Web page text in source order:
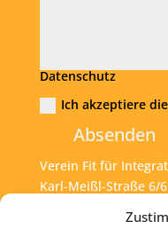
Datenschutz
Ich akzeptiere die
Absenden
Verein Fit für
Karl-Meißl-Straße 6/6